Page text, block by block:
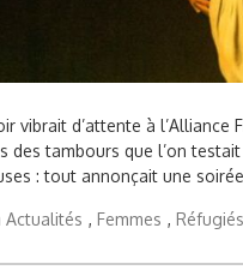
vibrait d’attente à
des tambours que l’on
: tout annonçait une
Actualités , Femmes , Réfugiés